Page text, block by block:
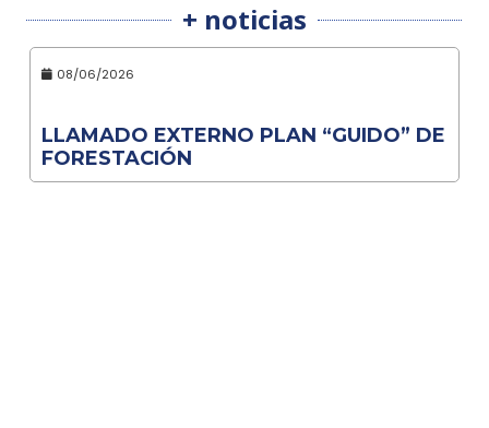
+ noticias
08/06/2026
LLAMADO EXTERNO PLAN “GUIDO” DE
FORESTACIÓN